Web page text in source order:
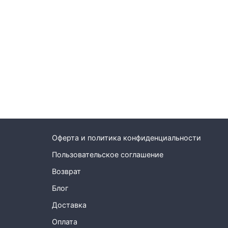
Оферта и политика конфиденциальности
Пользовательское соглашение
Возврат
Блог
Доставка
Оплата